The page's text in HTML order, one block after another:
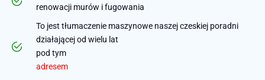
renowacji murów i fugowania
To jest tłumaczenie maszynowe naszej czeskiej poradni
działającej od wielu lat
pod tym
adresem